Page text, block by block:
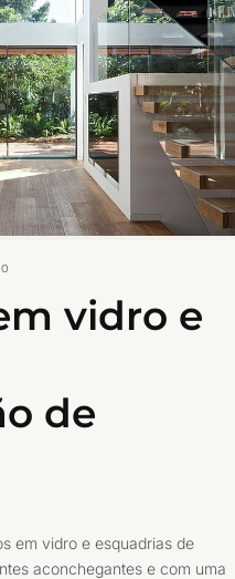
vidro e
de
em vidro e esquadrias de
aconchegantes e com uma